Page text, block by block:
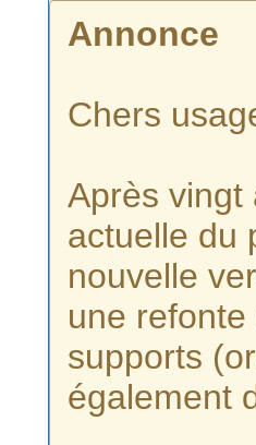
Annonce
Chers
Après vingt
actuelle du
nouvelle
une
supports
également